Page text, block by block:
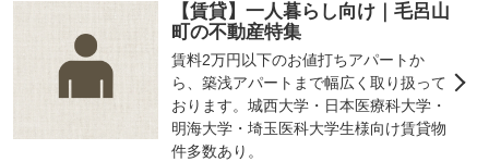
【賃貸】一人暮らし向け｜毛呂山
町の不動産特集
賃料2万円以下のお値打ちアパートか
ら、築浅アパートまで幅広く取り扱って
おります。城西大学・日本医療科大学・
明海大学・埼玉医科大学生様向け賃貸物
件多数あり。